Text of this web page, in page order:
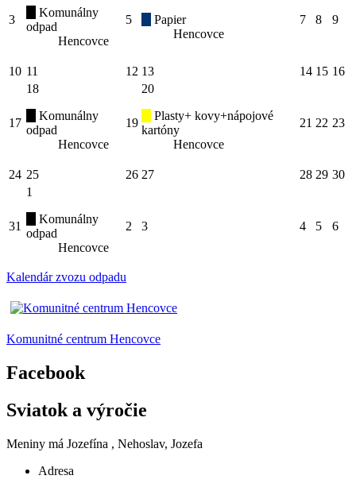
3
Komunálny
odpad
Hencovce
5
Papier
Hencovce
7 8 9
10 11 12 13 14 15 16
17
18
Komunálny
odpad
Hencovce
19
20
Plasty+ kovy+nápojové
kartóny
Hencovce
21 22 23
24 25 26 27 28 29 30
31
1
Komunálny
odpad
Hencovce
2 3 4 5 6
Kalendár zvozu odpadu
Komunitné centrum Hencovce
Facebook
Sviatok a výročie
Meniny má Jozefína , Nehoslav, Jozefa
Adresa